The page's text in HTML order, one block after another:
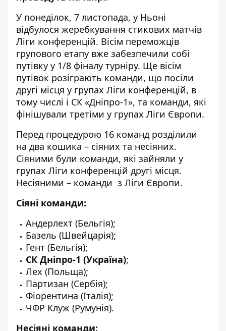
У понеділок, 7 листопада, у Ньоні
відбулося жеребкування стикових матчів
Ліги конференцій. Вісім переможців
групового етапу вже забезпечили собі
путівку у 1/8 фіналу турніру. Ще вісім
путівок розіграють команди, що посіли
другі місця у групах Ліги конференцій, в
тому числі і СК «Дніпро-1», та команди, які
фінішували третіми у групах Ліги Європи.
Перед процедурою 16 команд розділили
на два кошика – сіяних та несіяних.
Сіяними були команди, які зайняли у
групах Ліги конференцій другі місця.
Несіяними – команди з Ліги Європи.
Сіяні команди:
Андерлехт (Бельгія);
Базель (Швейцарія);
Гент (Бельгія);
СК Дніпро-1 (Україна);
Лех (Польща);
Партизан (Сербія);
Фіорентина (Італія);
ЧФР Клуж (Румунія).
Несіяні команди: